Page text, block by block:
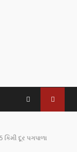
દૂર પગપાળા